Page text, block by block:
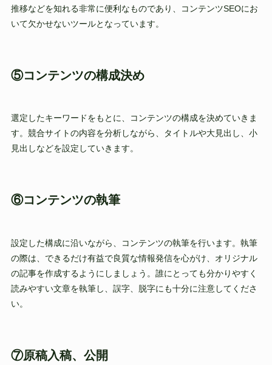
推移などを知れる非常に便利なものであり、コンテンツSEOにお
いて欠かせないツールとなっています。
⑤コンテンツの構成決め
選定したキーワードをもとに、コンテンツの構成を決めていきま
す。競合サイトの内容を分析しながら、タイトルや大見出し、小
見出しなどを設定していきます。
⑥コンテンツの執筆
設定した構成に沿いながら、コンテンツの執筆を行います。執筆
の際は、できるだけ有益で良質な情報発信を心がけ、オリジナル
の記事を作成するようにしましょう。誰にとっても分かりやすく
読みやすい文章を執筆し、誤字、脱字にも十分に注意してくださ
い。
⑦原稿入稿、公開